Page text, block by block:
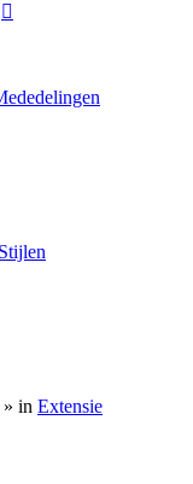
Stijlen
» in Extensie